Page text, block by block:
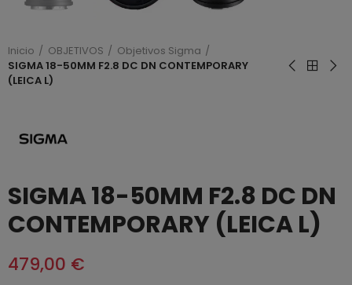
Inicio OBJETIVOS
Objetivos Sigma
SIGMA 18-50MM F2.8 DC DN CONTEMPORARY
(LEICA L)
SIGMA 18-50MM F2.8 DC DN
CONTEMPORARY (LEICA L)
479,00 €